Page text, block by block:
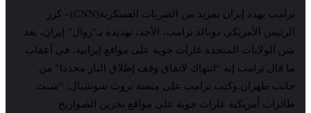
ترامب يهدد إيران بمزيد من الضربات العسكرية(CNN)– كرر
الأمريكي دونالد ترامب، الأحد، تهديده بـ”زوال” إيران، بعد
المتحدة غارات جوية على مواقع إيرانية، في أعقاب
ترامب إنه “انتهاك لاتفاق وقف إطلاق النار مجددا” من
طهران.وكتب ترامب على منصة تروث سوشيال: “شنت
أمريكية غارات جوية على مواقع تخزين الصواريخ